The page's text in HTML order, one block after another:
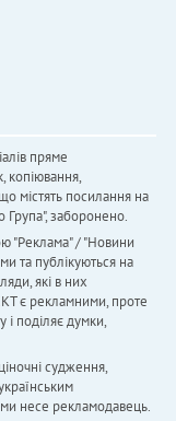
пряме
копіювання,
містять посилання на
Група", заборонено.
"Реклама" / "Новини
та публікуються на
які в них
є рекламними, проте
і поділяє думки,
судження,
несе рекламодавець.